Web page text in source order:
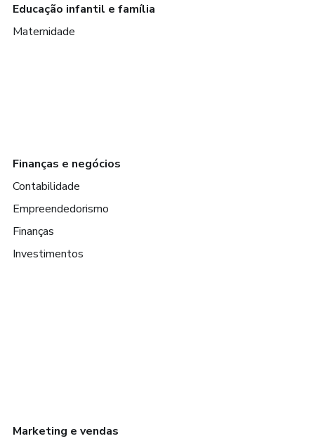
Educação infantil e família
Maternidade
Finanças e negócios
Contabilidade
Empreendedorismo
Finanças
Investimentos
Marketing e vendas